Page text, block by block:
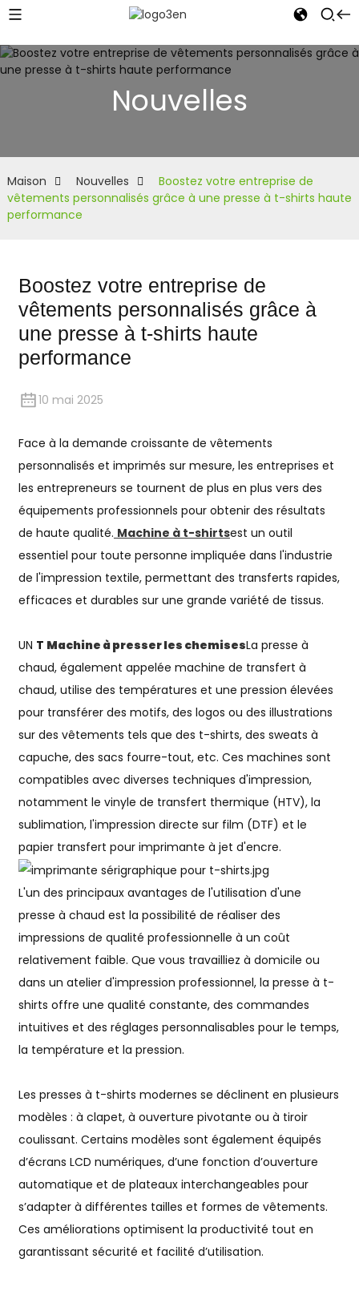
Nouvelles
Maison Nouvelles
Boostez votre entreprise de
vêtements personnalisés grâce à une presse à t-shirts haute
performance
Boostez votre entreprise de
vêtements personnalisés grâce à
une presse à t-shirts haute
performance
10 mai 2025
Face à la demande croissante de vêtements
personnalisés et imprimés sur mesure, les entreprises et
les entrepreneurs se tournent de plus en plus vers des
équipements professionnels pour obtenir des résultats
de haute qualité. Machine à t-shirtsest un outil
essentiel pour toute personne impliquée dans l'industrie
de l'impression textile, permettant des transferts rapides,
efficaces et durables sur une grande variété de tissus.
UN T Machine à presser les chemisesLa presse à
chaud, également appelée machine de transfert à
chaud, utilise des températures et une pression élevées
pour transférer des motifs, des logos ou des illustrations
sur des vêtements tels que des t-shirts, des sweats à
capuche, des sacs fourre-tout, etc. Ces machines sont
compatibles avec diverses techniques d'impression,
notamment le vinyle de transfert thermique (HTV), la
sublimation, l'impression directe sur film (DTF) et le
papier transfert pour imprimante à jet d'encre.
L'un des principaux avantages de l'utilisation d'une
presse à chaud est la possibilité de réaliser des
impressions de qualité professionnelle à un coût
relativement faible. Que vous travailliez à domicile ou
dans un atelier d'impression professionnel, la presse à t-
shirts offre une qualité constante, des commandes
intuitives et des réglages personnalisables pour le temps,
la température et la pression.
Les presses à t-shirts modernes se déclinent en plusieurs
modèles : à clapet, à ouverture pivotante ou à tiroir
coulissant. Certains modèles sont également équipés
d’écrans LCD numériques, d’une fonction d’ouverture
automatique et de plateaux interchangeables pour
s’adapter à différentes tailles et formes de vêtements.
Ces améliorations optimisent la productivité tout en
garantissant sécurité et facilité d’utilisation.